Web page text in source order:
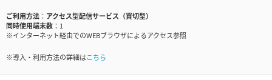
ご利用方法
アクセス型配信サービス（買切型）
同時使用端末数
1
※インターネット経由でのWEBブラウザによるアクセス参照
※導入・利用方法の詳細はこちら